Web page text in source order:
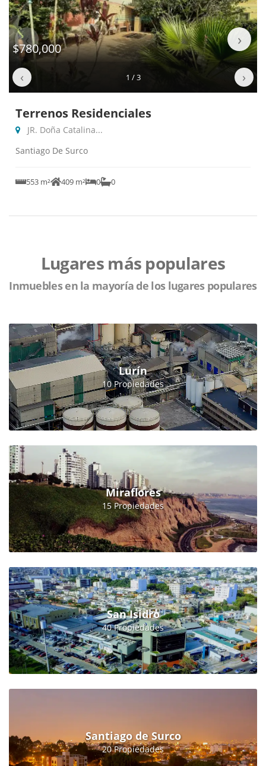
$780,000
‹
1 / 3 ›
Terrenos Residenciales
JR. Doña Catalina...
Santiago De Surco
553 m² 409 m² 0 0
‹ ›
Lugares más populares
Inmuebles en la mayoría de los lugares populares
Lurín
10 Propiedades
Miraflores
15 Propiedades
San Isidro
40 Propiedades
Santiago de Surco
20 Propiedades